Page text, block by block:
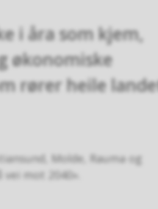
i åra som kjem,
økonomiske
rører heile
Molde, Rauma og
mot 2040».